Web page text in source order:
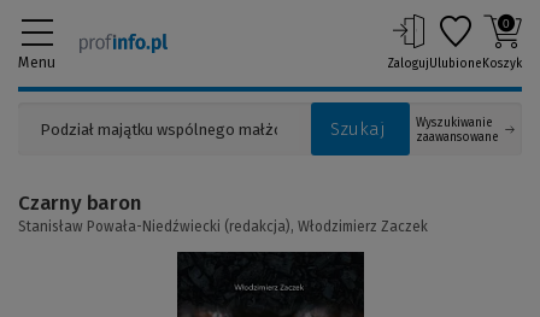
Menu
Szukaj
Wyszukiwanie
zaawansowane
ZalogujUlubione
0
Koszyk
Czarny baron
Stanisław Powała-Niedźwiecki (redakcja), Włodzimierz Zaczek